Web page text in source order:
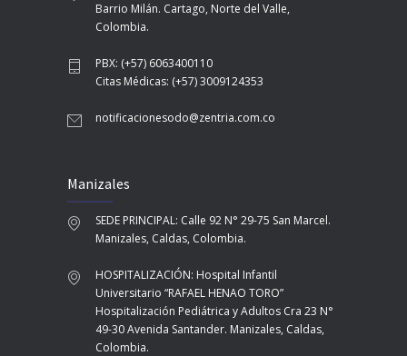
Barrio Milán. Cartago, Norte del Valle,
Colombia.
PBX: (+57) 6063400110
Citas Médicas: (+57) 3009124353
notificacionesodo@zentria.com.co
Manizales
SEDE PRINCIPAL: Calle 92 N° 29-75 San Marcel.
Manizales, Caldas, Colombia.
HOSPITALIZACIÓN: Hospital Infantil
Universitario “RAFAEL HENAO TORO”
Hospitalización Pediátrica y Adultos Cra 23 N°
49-30 Avenida Santander. Manizales, Caldas,
Colombia.